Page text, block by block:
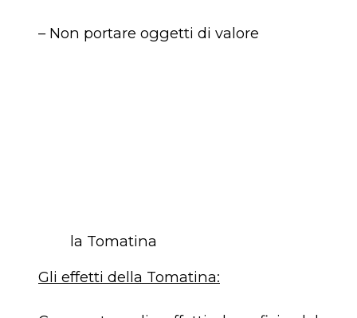
– Non portare oggetti di valore
la Tomatina
Gli effetti della Tomatina: